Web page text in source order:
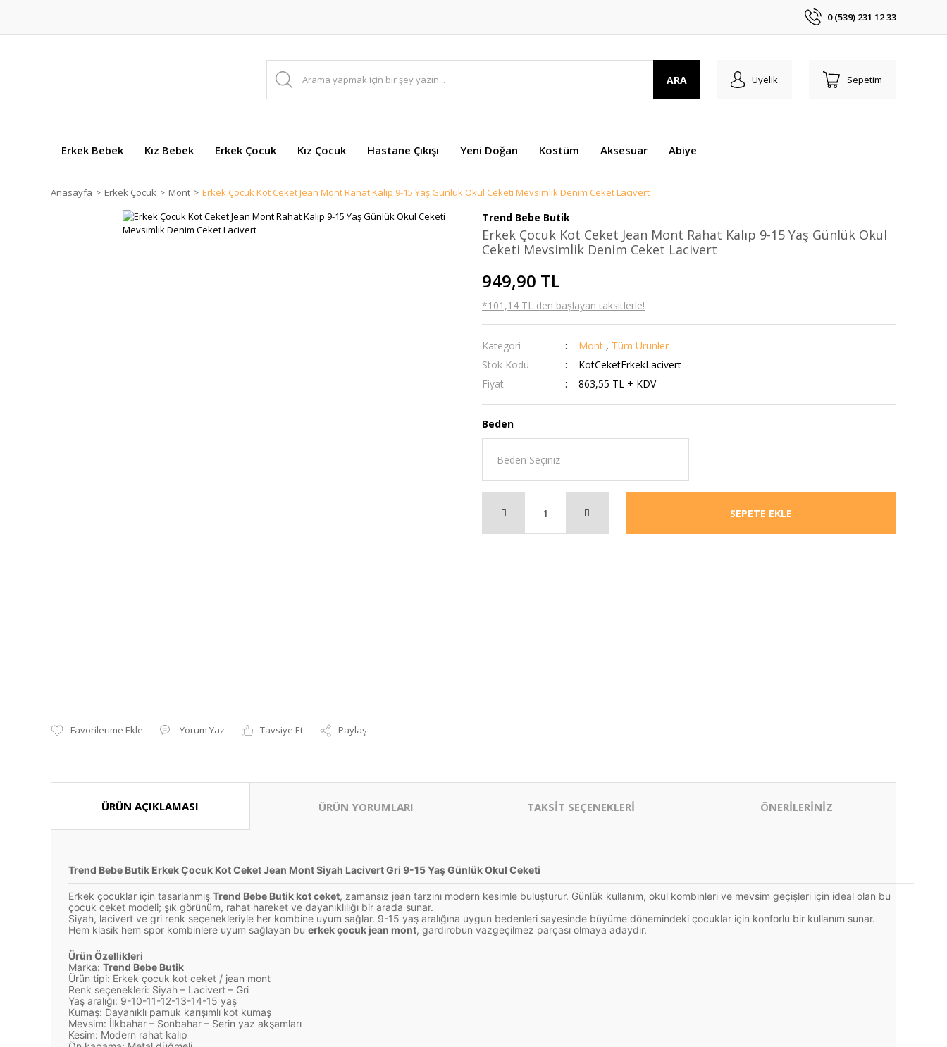
0 (539) 231 12 33
ARA Üyelik Sepetim
Erkek Bebek Kız Bebek Erkek Çocuk Kız Çocuk Hastane Çıkışı Yeni Doğan Kostüm Aksesuar Abiye
Anasayfa Erkek Çocuk Mont Erkek Çocuk Kot Ceket Jean Mont Rahat Kalıp 9-15 Yaş Günlük Okul Ceketi Mevsimlik Denim Ceket Lacivert
Yorum Yaz Tavsiye Et Paylaş
Trend Bebe Butik
Erkek Çocuk Kot Ceket Jean Mont Rahat Kalıp 9-15 Yaş Günlük Okul
Ceketi Mevsimlik Denim Ceket Lacivert
949,90 TL
*101,14 TL den başlayan taksitlerle!
Kategori Mont , Tüm Ürünler
Stok Kodu
KotCeketErkekLacivert
Fiyat
863,55 TL + KDV
Beden
SEPETE EKLE
ÜRÜN AÇIKLAMASI ÜRÜN YORUMLARI TAKSİT SEÇENEKLERİ ÖNERİLERİNİZ
Trend Bebe Butik Erkek Çocuk Kot Ceket Jean Mont Siyah Lacivert Gri 9-15 Yaş Günlük Okul Ceketi
Erkek çocuklar için tasarlanmış Trend Bebe Butik kot ceket, zamansız jean tarzını modern kesimle buluşturur. Günlük kullanım, okul kombinleri ve mevsim geçişleri için ideal olan bu
çocuk ceket modeli; şık görünüm, rahat hareket ve dayanıklılığı bir arada sunar.
Siyah, lacivert ve gri renk seçenekleriyle her kombine uyum sağlar. 9-15 yaş aralığına uygun bedenleri sayesinde büyüme dönemindeki çocuklar için konforlu bir kullanım sunar.
Hem klasik hem spor kombinlere uyum sağlayan bu erkek çocuk jean mont, gardırobun vazgeçilmez parçası olmaya adaydır.
Ürün Özellikleri
Marka: Trend Bebe Butik
Ürün tipi: Erkek çocuk kot ceket / jean mont
Renk seçenekleri: Siyah – Lacivert – Gri
Yaş aralığı: 9-10-11-12-13-14-15 yaş
Kumaş: Dayanıklı pamuk karışımlı kot kumaş
Mevsim: İlkbahar – Sonbahar – Serin yaz akşamları
Kesim: Modern rahat kalıp